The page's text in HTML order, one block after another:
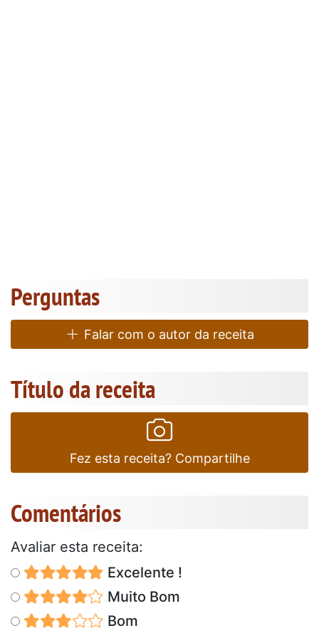
Perguntas
Falar com o autor da receita
Título da receita
Fez esta receita? Compartilhe
Comentários
Avaliar esta receita:
Excelente !
Muito Bom
Bom